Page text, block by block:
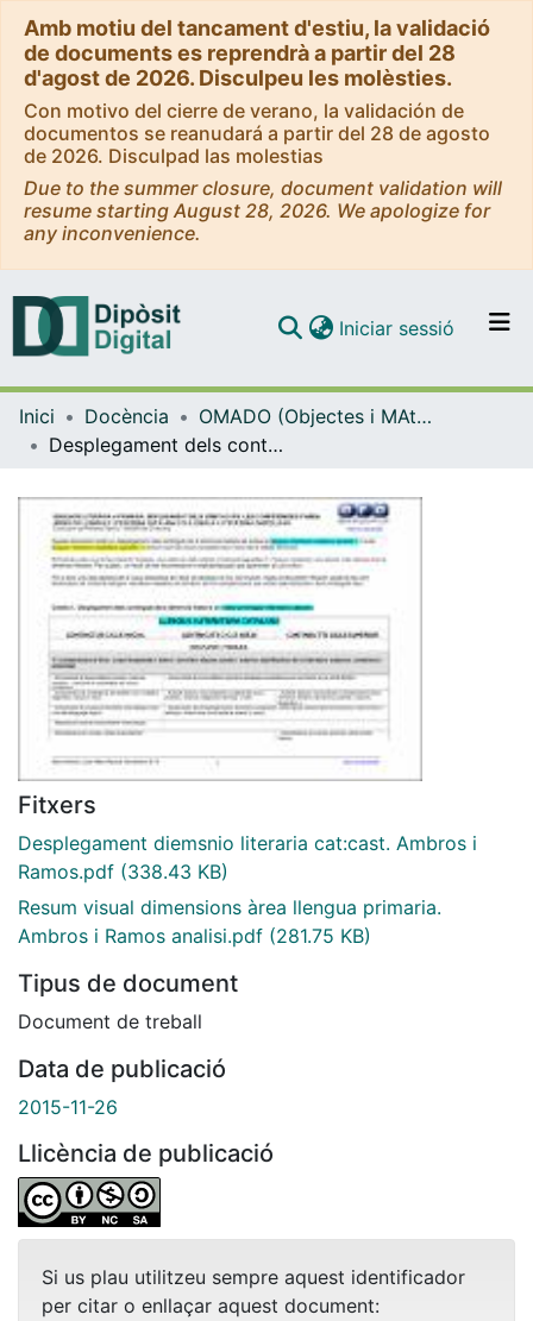
Amb motiu del tancament d'estiu, la validació
de documents es reprendrà a partir del 28
d'agost de 2026. Disculpeu les molèsties.
Con motivo del cierre de verano, la validación de
documentos se reanudará a partir del 28 de agosto
de 2026. Disculpad las molestias
Due to the summer closure, document validation will
resume starting August 28, 2026. We apologize for
any inconvenience.
Navega per tot el DD
Contacte
Iniciar sessió (current)
Inici Docència
OMADO (Objectes i MAterials DOcents)
Desplegament dels continguts de la dimensió literària de les àrees de llengua i literatura catalana i castellana de primària. Decret 119/2015 de 23 de juny
Fitxers
Desplegament diemsnio literaria cat:cast. Ambros i
Ramos.pdf (338.43 KB)
Resum visual dimensions àrea llengua primaria.
Ambros i Ramos analisi.pdf (281.75 KB)
Tipus de document
Document de treball
Data de publicació
2015-11-26
Llicència de publicació
Si us plau utilitzeu sempre aquest identificador
per citar o enllaçar aquest document: